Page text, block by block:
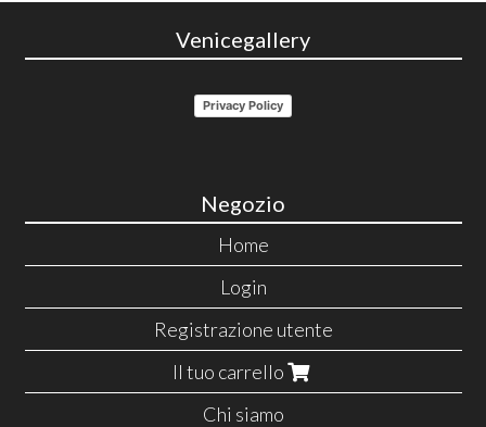
Venicegallery
Privacy Policy
Negozio
Home
Login
Registrazione utente
Il tuo carrello
Chi siamo